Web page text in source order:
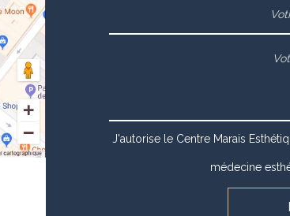
J'autorise le Centre Marais
médecine